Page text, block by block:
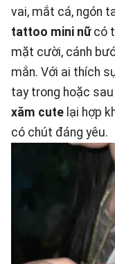
vai, mắt cá, ngón
tattoo mini nữcó
mặt cười, cánh
mắn. Với ai thích
tay trong hoặc
xăm cute lại hợp
có chút đáng yêu.